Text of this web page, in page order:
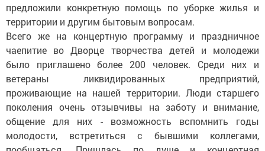
предложили конкретную помощь по уборке жилья и
территории и другим бытовым вопросам.
Всего же на концертную программу и праздничное
чаепитие во Дворце творчества детей и молодежи
было приглашено более 200 человек. Среди них и
ветераны ликвидированных предприятий,
проживающие на нашей территории. Люди старшего
поколения очень отзывчивы на заботу и внимание,
общение для них - возможность вспомнить годы
молодости, встретиться с бывшими коллегами,